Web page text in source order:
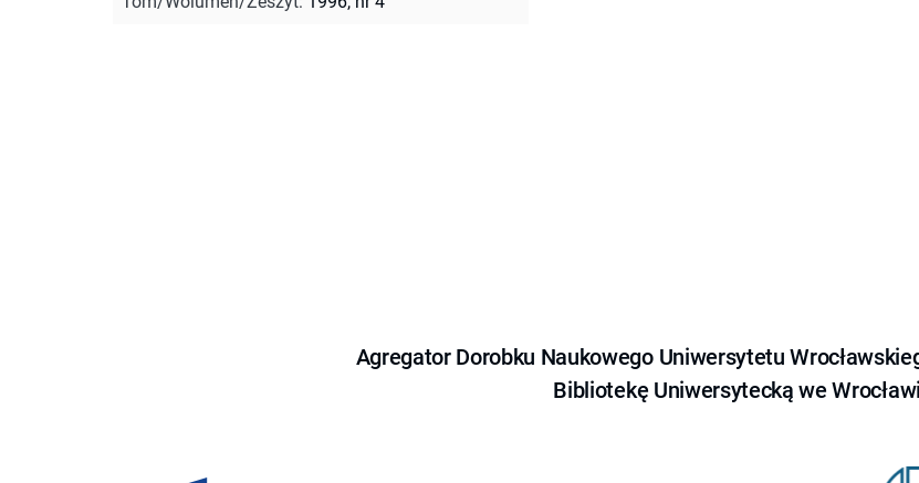
Agregator Dorobku Naukowego Uniwersytetu
Bibliotekę Uniwersytecką we